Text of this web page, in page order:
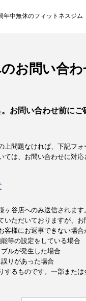
年中無休のフィットネスジム
お問い合わ
。お問い合わせ前にご
上問題なければ、下記フ
ては、お問い合わせに対
ヶ谷店へのみ送信されます
いただいておりますが、
客様にお返事できない場
等の設定をしている場合
ルが発生した場合
りがあった場合
するものです。一部また